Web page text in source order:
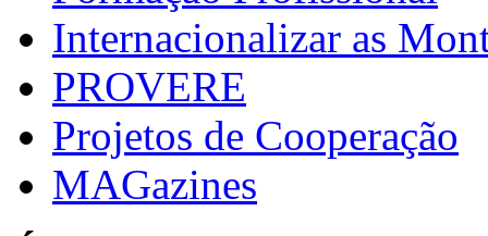
Internacionalizar as
PROVERE
Projetos de Cooperação
MAGazines